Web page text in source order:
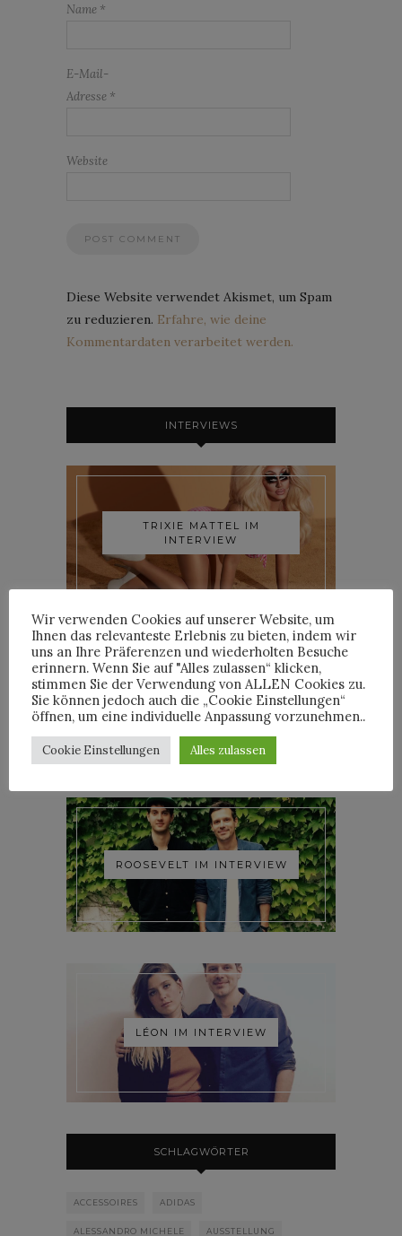
Name *
E-Mail-
Adresse *
Website
Diese Website verwendet Akismet, um Spam
zu reduzieren. Erfahre, wie deine
Kommentardaten verarbeitet werden.
INTERVIEWS
TRIXIE MATTEL IM
INTERVIEW
YOANN LEMOINE AKA
WOODKID IM INTERVIEW
ROOSEVELT IM INTERVIEW
LÉON IM INTERVIEW
SCHLAGWÖRTER
ACCESSOIRES ADIDAS
ALESSANDRO MICHELE AUSSTELLUNG
Wir verwenden Cookies auf unserer Website, um
Ihnen das relevanteste Erlebnis zu bieten, indem wir
uns an Ihre Präferenzen und wiederholten Besuche
erinnern. Wenn Sie auf "Alles zulassen“ klicken,
stimmen Sie der Verwendung von ALLEN Cookies zu.
Sie können jedoch auch die „Cookie Einstellungen“
öffnen, um eine individuelle Anpassung vorzunehmen..
Cookie Einstellungen Alles zulassen